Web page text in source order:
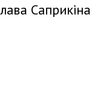
Саприкіна